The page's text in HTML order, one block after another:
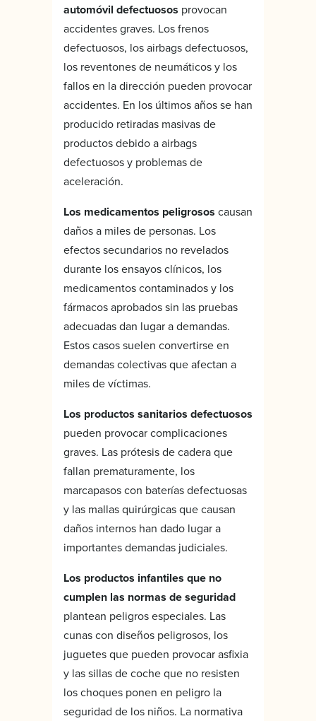
automóvil defectuosos provocan
accidentes graves. Los frenos
defectuosos, los airbags defectuosos,
los reventones de neumáticos y los
fallos en la dirección pueden provocar
accidentes. En los últimos años se han
producido retiradas masivas de
productos debido a airbags
defectuosos y problemas de
aceleración.
Los medicamentos peligrosos causan
daños a miles de personas. Los
efectos secundarios no revelados
durante los ensayos clínicos, los
medicamentos contaminados y los
fármacos aprobados sin las pruebas
adecuadas dan lugar a demandas.
Estos casos suelen convertirse en
demandas colectivas que afectan a
miles de víctimas.
Los productos sanitarios defectuosos
pueden provocar complicaciones
graves. Las prótesis de cadera que
fallan prematuramente, los
marcapasos con baterías defectuosas
y las mallas quirúrgicas que causan
daños internos han dado lugar a
importantes demandas judiciales.
Los productos infantiles que no
cumplen las normas de seguridad
plantean peligros especiales. Las
cunas con diseños peligrosos, los
juguetes que pueden provocar asfixia
y las sillas de coche que no resisten
los choques ponen en peligro la
seguridad de los niños. La normativa